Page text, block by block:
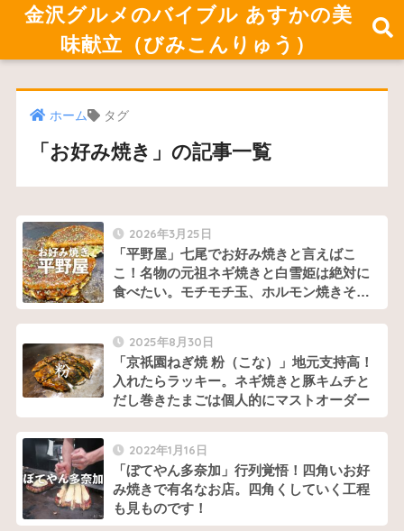
金沢グルメのバイブル あすかの美
味献立（びみこんりゅう）
ホーム タグ
「お好み焼き」の記事一覧
2026年3月25日
「平野屋」七尾でお好み焼きと言えばこ
こ！名物の元祖ネギ焼きと白雪姫は絶対に
食べたい。モチモチ玉、ホルモン焼きそば
もうまい！
2025年8月30日
「京祇園ねぎ焼 粉（こな）」地元支持高！
入れたらラッキー。ネギ焼きと豚キムチと
だし巻きたまごは個人的にマストオーダー
2022年1月16日
「ぼてやん多奈加」行列覚悟！四角いお好
み焼きで有名なお店。四角くしていく工程
も見ものです！